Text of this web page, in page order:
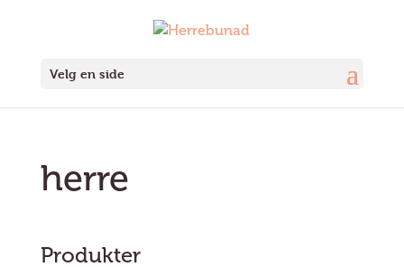
Velg en side
herre
Produkter